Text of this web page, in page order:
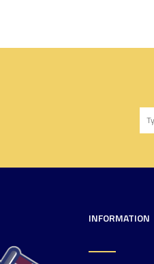
INFORMATION